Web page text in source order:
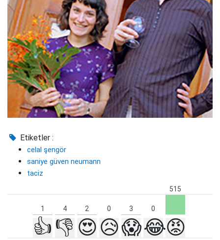
Etiketler :
celal şengör
saniye güven neumann
taciz
1 4 2 0 3 0
515
👍 👎 😍😥😱😂😡